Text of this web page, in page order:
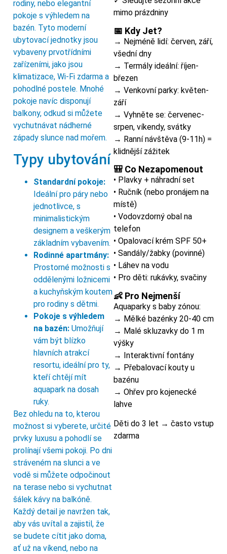
rodiny, nebo elegantní
pokoje s výhledem na
bazén. Tyto moderní
ubytovací jednotky jsou
vybaveny prvotřídními
zařízeními, jako jsou
klimatizace, Wi-Fi zdarma a
pohodlné postele. Mnohé
pokoje navíc disponují
balkony, odkud si můžete
vychutnávat nádherné
západy slunce nad mořem.
Typy ubytování
Standardní pokoje:
Ideální pro páry nebo
jednotlivce, s
minimalistickým
designem a veškerým
základním vybavením.
Rodinné apartmány:
Prostorné možnosti s
oddělenými ložnicemi
a kuchyňským koutem
pro rodiny s dětmi.
Pokoje s výhledem
na bazén: Umožňují
vám být blízko
hlavních atrakcí
resortu, ideální pro ty,
kteří chtějí mít
aquapark na dosah
ruky.
Bez ohledu na to, kterou
možnost si vyberete, určité
prvky luxusu a pohodlí se
prolínají všemi pokoji. Po dni
stráveném na slunci a ve
vodě si můžete odpočinout
na terase nebo si vychutnat
šálek kávy na balkóně.
Každý detail je navržen tak,
aby vás uvítal a zajistil, že
se budete cítit jako doma,
ať už na víkend, nebo na
mimo prázdniny
📅 Kdy Jet?
→ Nejméně lidí: červen, září,
všední dny
→ Termály ideální: říjen-
březen
→ Venkovní parky: květen-
září
→ Vyhněte se: červenec-
srpen, víkendy, svátky
→ Ranní návštěva (9-11h) =
klidnější zážitek
🎒 Co Nezapomenout
• Plavky + náhradní set
• Ručník (nebo pronájem na
místě)
• Vodovzdorný obal na
telefon
• Opalovací krém SPF 50+
• Sandály/žabky (povinné)
• Láhev na vodu
• Pro děti: rukávky, svačiny
👶 Pro Nejmenší
Aquaparky s baby zónou:
→ Mělké bazénky 20-40 cm
→ Malé skluzavky do 1 m
výšky
→ Interaktivní fontány
→ Přebalovací kouty u
bazénu
→ Ohřev pro kojenecké
lahve
Děti do 3 let → často vstup
zdarma